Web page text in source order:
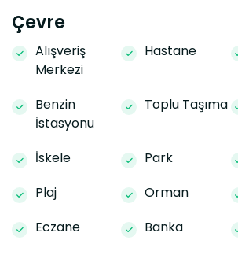
Çevre
Alışveriş
Merkezi
Hastane
Benzin
İstasyonu
Toplu Taşıma
İskele Park
Plaj
Orman
Eczane
Banka